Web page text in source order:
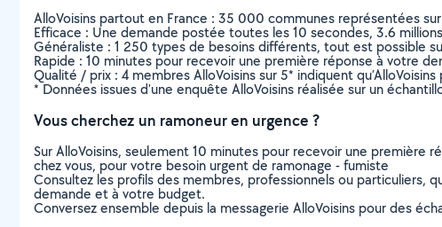
AlloVoisins partout en France : 35 000 communes représentées
Efficace : Une demande postée toutes les 10 secondes, 3.6
Généraliste : 1 250 types de besoins différents, tout est possible
Rapide : 10 minutes pour recevoir une première réponse à votre
Qualité / prix : 4 membres AlloVoisins sur 5* indiquent
* Données issues d’une enquête AlloVoisins réalisée sur un
Vous cherchez un ramoneur en urgence ?
Sur AlloVoisins, seulement 10 minutes pour recevoir une
chez vous, pour votre besoin urgent de ramonage - fumiste
Consultez les profils des membres, professionnels ou particuliers,
demande et à votre budget.
Conversez ensemble depuis la messagerie AlloVoisins pour des